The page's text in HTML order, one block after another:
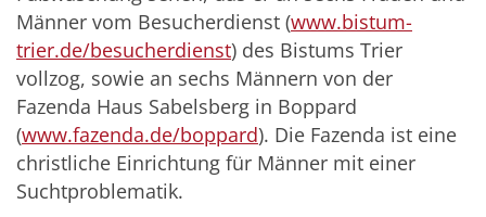
Männer vom Besucherdienst (www.bistum-
trier.de/besucherdienst) des Bistums Trier
vollzog, sowie an sechs Männern von der
Fazenda Haus Sabelsberg in Boppard
(www.fazenda.de/boppard). Die Fazenda ist eine
christliche Einrichtung für Männer mit einer
Suchtproblematik.